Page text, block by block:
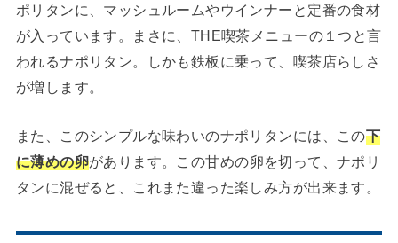
ポリタンに、マッシュルームやウインナーと定番の食材
が入っています。まさに、THE喫茶メニューの１つと言
われるナポリタン。しかも鉄板に乗って、喫茶店らしさ
が増します。
また、このシンプルな味わいのナポリタンには、この下
に薄めの卵があります。この甘めの卵を切って、ナポリ
タンに混ぜると、これまた違った楽しみ方が出来ます。